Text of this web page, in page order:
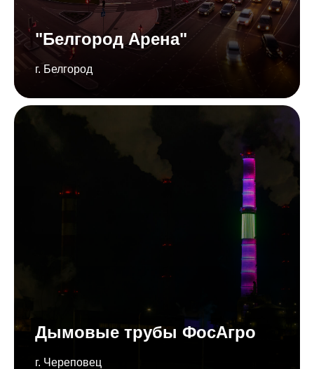
"Белгород Арена"
г. Белгород
Дымовые трубы ФосАгро
г. Череповец